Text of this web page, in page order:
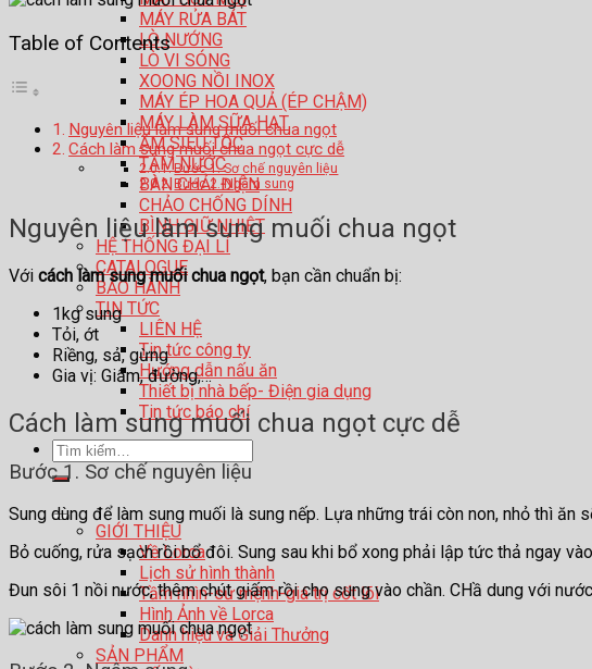
MÁY RỬA BÁT
LÒ NƯỚNG
LÒ VI SÓNG
XOONG NỒI INOX
MÁY ÉP HOA QUẢ (ÉP CHẬM)
MÁY LÀM SỮA HẠT
ẤM SIÊU TỐC
TĂM NƯỚC
BÀN CHẢI ĐIỆN
CHẢO CHỐNG DÍNH
BÌNH GIỮ NHIỆT
HỆ THỐNG ĐẠI LÍ
CATALOGUE
BẢO HÀNH
TIN TỨC
LIÊN HỆ
Tin tức công ty
Hướng dẫn nấu ăn
Thiết bị nhà bếp- Điện gia dụng
Tin tức báo chí
Tìm
kiếm:
GIỚI THIỆU
Về Lorca
Lịch sử hình thành
Tầm nhìn-sứ mệnh-giá trị cốt lõi
Hình Ảnh về Lorca
Danh hiệu và Giải Thưởng
SẢN PHẨM
Table of Contents
Nguyên liệu làm sung muối chua ngọt
Cách làm sung muối chua ngọt cực dễ
Bước 1. Sơ chế nguyên liệu
Bước 2. Ngâm sung
Nguyên liệu làm sung muối chua ngọt
Với cách làm sung muối chua ngọt, bạn cần chuẩn bị:
1kg sung
Tỏi, ớt
Riềng, sả, gừng
Gia vị: Giấm, đường,…
Cách làm sung muối chua ngọt cực dễ
Bước 1. Sơ chế nguyên liệu
Sung dùng để làm sung muối là sung nếp. Lựa những trái còn non, nhỏ thì ăn
Bỏ cuống, rửa sạch rồi bổ đôi. Sung sau khi bổ xong phải lập tức thả ngay
Đun sôi 1 nồi nước, thêm chút giấm rồi cho sung vào chần. CHầ dung với